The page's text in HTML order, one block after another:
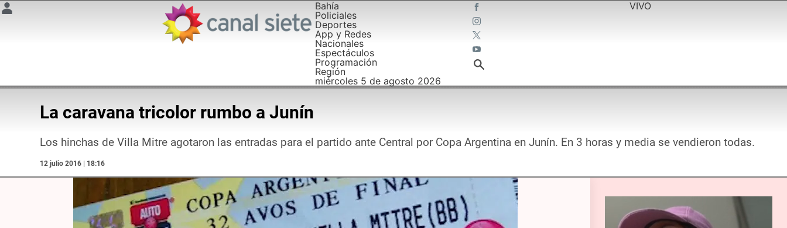
Bahía
Policiales
Deportes
App y Redes
Nacionales
Espectáculos
Programación
Región
miércoles 5 de agosto 2026
VIVO
La caravana tricolor rumbo a Junín
Los hinchas de Villa Mitre agotaron las entradas para el partido ante Central por Copa Argentina en Junín. En 3 horas y media se vendieron todas.
12 julio 2016 | 18:16